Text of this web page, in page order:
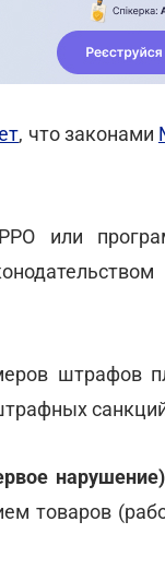
, что законами
РРО или
штрафов
товаров